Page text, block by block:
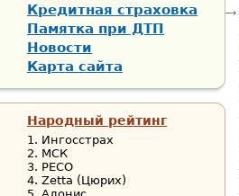
Кредитная страховка
Памятка при ДТП
Новости
Карта сайта
Народный рейтинг
Ингосстрах
МСК
РЕСО
Zetta (Цюрих)